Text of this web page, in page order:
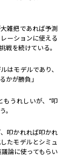
雑把であれば予測
ーションに使える
戦を続けている。
はモデルであり、
かが勝負」
もうれしいが、“叩
。
叩かれれば叩かれ
たモデルとシミュ
論に使ってもらい